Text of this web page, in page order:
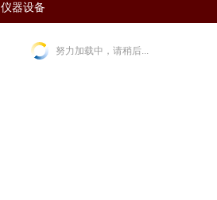
仪器设备
努力加载中，请稍后...